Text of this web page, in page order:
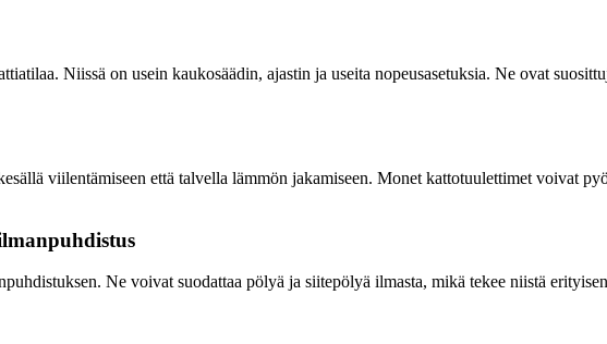
Niissä on usein kaukosäädin, ajastin ja useita nopeusasetuksia. Ne ovat
viilentämiseen että talvella lämmön jakamiseen. Monet kattotuulettimet voivat
Ne voivat suodattaa pölyä ja siitepölyä ilmasta, mikä tekee niistä